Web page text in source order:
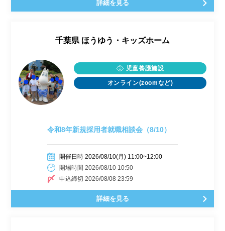
詳細を見る
千葉県 ほうゆう・キッズホーム
児童養護施設
オンライン(zoomなど)
令和8年新規採用者就職相談会（8/10）
開催日時 2026/08/10(月) 11:00~12:00
開場時間 2026/08/10 10:50
申込締切 2026/08/08 23:59
詳細を見る